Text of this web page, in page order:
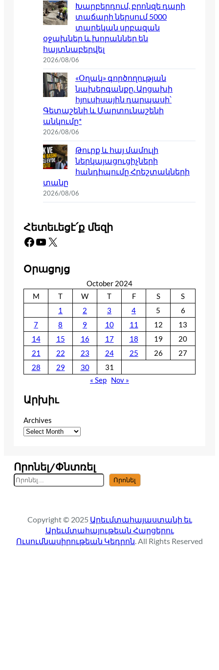
Խարբերդում, բրոնզե դարի
տաճարի ներսում 5000
տարեկան սրբազան
օջախներ և խորաններ են
հայտնաբերվել
2026/08/06
«Օղակ» գործողության
նախերգանքը. Արցախի
հյուսիսային դարպասի՝
Գետաշենի և Մարտունաշենի
անկումը*
2026/08/06
Թուրք և հայ մամուլի
ներկայացուցիչների
հանդիպումը Հրեշտակների
տանը
2026/08/06
Հետեւեցէ՛ք մեզի
Facebook YouTube X
Օրացոյց
October 2024
M
T W T F S
S
1
2 3 4 5
6
7
8 9 10 11 12
13
14
15 16 17 18 19
20
21
22 23 24 25 26
27
28
29 30
31
« Sep Nov »
Արխիւ
Archives
Որոնել/Փնտռել
S
e
c
h
Որոնել
Copyright © 2025 Արեւմտահայաստանի եւ
Արեւմտահայութեան Հարցերու
Ուսումնասիրութեան Կեդրոն. All Rights Reserved